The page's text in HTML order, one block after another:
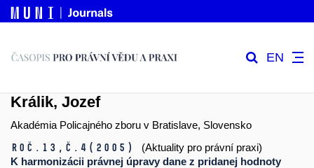
EN
Králik, Jozef
Akadémia Policajného zboru v Bratislave, Slovensko
Roč.13, č.4 (2005)
(Aktuality pro právní praxi)
K harmonizácii právnej úpravy dane z pridanej hodnoty